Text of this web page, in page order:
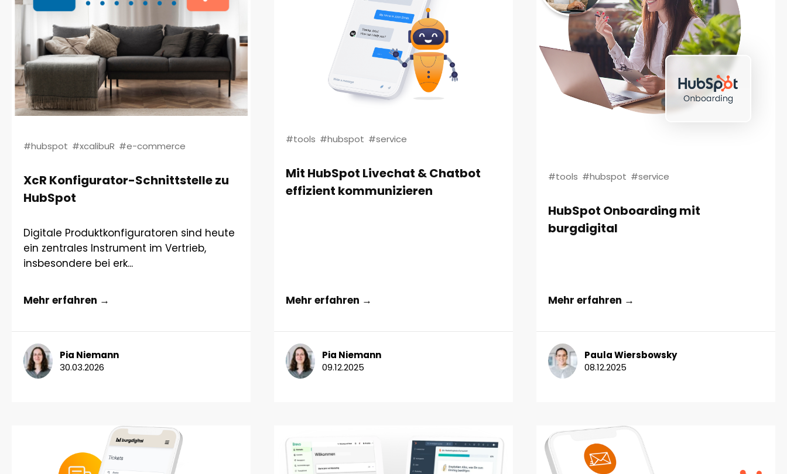
#hubspot #xcalibuR #e-commerce
XcR Konfigurator-Schnittstelle zu
HubSpot
Digitale Produktkonfiguratoren sind heute
ein zentrales Instrument im Vertrieb,
insbesondere bei erk...
Mehr erfahren →
Pia Niemann
30.03.2026
#tools #hubspot #service
Mit HubSpot Livechat & Chatbot
effizient kommunizieren
Mehr erfahren →
Pia Niemann
09.12.2025
#tools #hubspot #service
HubSpot Onboarding mit
burgdigital
Mehr erfahren →
Paula Wiersbowsky
08.12.2025